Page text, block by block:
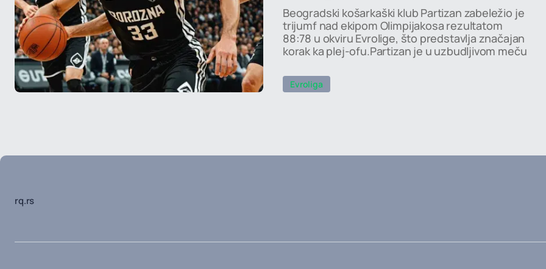
Beogradski košarkaški klub Partizan zabeležio je
trijumf nad ekipom Olimpijakosa rezultatom
88:78 u okviru Evrolige, što predstavlja značajan
korak ka plej-ofu.Partizan je u uzbudljivom meču
Evroliga
rq.rs